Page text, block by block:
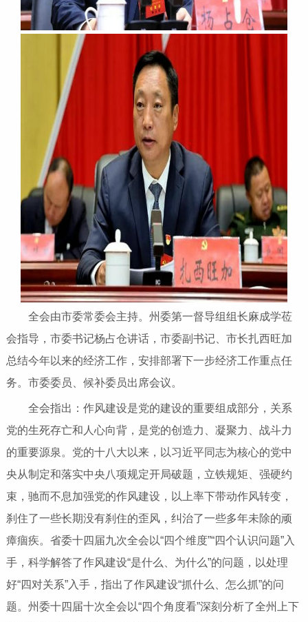
全会由市委常委会主持。州委第一督导组组长麻成学莅
会指导，市委书记杨占仓讲话，市委副书记、市长扎西旺加
总结今年以来的经济工作，安排部署下一步经济工作重点任
务。市委委员、候补委员出席会议。
全会指出：作风建设是党的建设的重要组成部分，关系
党的生死存亡和人心向背，是党的创造力、凝聚力、战斗力
的重要源泉。党的十八大以来，以习近平同志为核心的党中
央从制定和落实中央八项规定开局破题，立铁规矩、强硬约
束，驰而不息加强党的作风建设，以上率下带动作风转变，
刹住了一些长期没有刹住的歪风，纠治了一些多年未除的顽
瘴痼疾。省委十四届九次全会以“四个维度”“四个认识问题”入
手，科学解答了作风建设“是什么、为什么”的问题，以处理
好“四对关系”入手，指出了作风建设“抓什么、怎么抓”的问
题。州委十四届十次全会以“四个角度看”深刻分析了全州上下